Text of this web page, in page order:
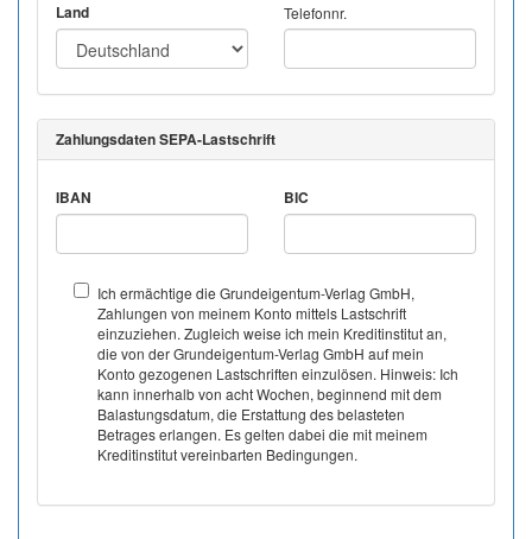
Land Telefonnr.
Zahlungsdaten SEPA-Lastschrift
IBAN BIC
Ich ermächtige die Grundeigentum-Verlag GmbH,
Zahlungen von meinem Konto mittels Lastschrift
einzuziehen. Zugleich weise ich mein Kreditinstitut an,
die von der Grundeigentum-Verlag GmbH auf mein
Konto gezogenen Lastschriften einzulösen. Hinweis: Ich
kann innerhalb von acht Wochen, beginnend mit dem
Balastungsdatum, die Erstattung des belasteten
Betrages erlangen. Es gelten dabei die mit meinem
Kreditinstitut vereinbarten Bedingungen.